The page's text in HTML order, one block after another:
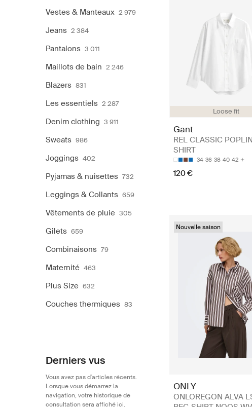
Vestes & Manteaux 2 979
Jeans 2 384
Pantalons 3 011
Maillots de bain 2 246
Blazers 831
Les essentiels 2 287
Denim clothing 3 911
Sweats 986
Joggings 402
Pyjamas & nuisettes 732
Leggings & Collants 659
Vêtements de pluie 305
Gilets 659
Combinaisons 79
Maternité 463
Plus Size 632
Couches thermiques 83
Derniers vus
Vous avez pas d'articles récents.
Lorsque vous démarrez la
navigation, votre historique de
consultation sera affiché ici.
Loose fit
Gant
REL CLASSIC POPLIN
SHIRT
34 36 38 40 42
120 €
Nouvelle saison
ONLY
ONLOREGON ALVA